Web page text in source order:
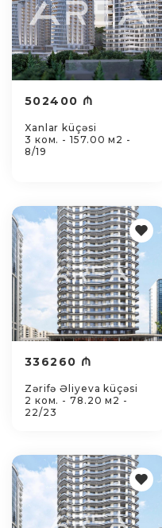
502400 ₼
Xanlar küçəsi
3 ком. - 157.00 м2 -
8/19
336260 ₼
Zərifə Əliyeva küçəsi
2 ком. - 78.20 м2 -
22/23